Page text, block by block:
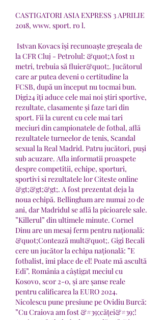
CASTIGATORI ASIA EXPRESS 3 APRILIE
2018, www. sport. ro l.
la CFR Cluj - Petrolul: &quot;A fost 11
metri, trebuia să fluier&quot;. Jucătorul
care ar putea deveni o certitudine la
FCSB, după un început nu tocmai bun.
Digi24 îți aduce cele mai noi știri sportive,
rezultate, clasamente și faze tari din
sport. Fii la curent cu cele mai tari
meciuri din campionatele de fotbal, află
rezultatele turneelor de tenis, Scandal
sexual la Real Madrid. Patru jucători, puşi
sub acuzare. Afla informatii proaspete
despre competitii, echipe, sporturi,
sportivi si rezultatele lor Citeste online
&gt;&gt;&gt;. A fost prezentat deja la
noua echipă. Bellingham are numai 20 de
ani, dar Madridul se află la picioarele sale.
”Killerul” din ultimele minute. Cornel
Dinu are un mesaj ferm pentru națională:
&quot;Contează mult&quot;. Gigi Becali
cere un jucător la echipa națională: ”E
fotbalist, îmi place de el! Poate mă ascultă
Edi”. România a câștigat meciul cu
Kosovo, scor 2-0, și are șanse reale
pentru calificarea la EURO 2024.
Nicolescu pune presiune pe Ovidiu Burcă:
”Cu Craiova am fost &#39;căței&#39;!